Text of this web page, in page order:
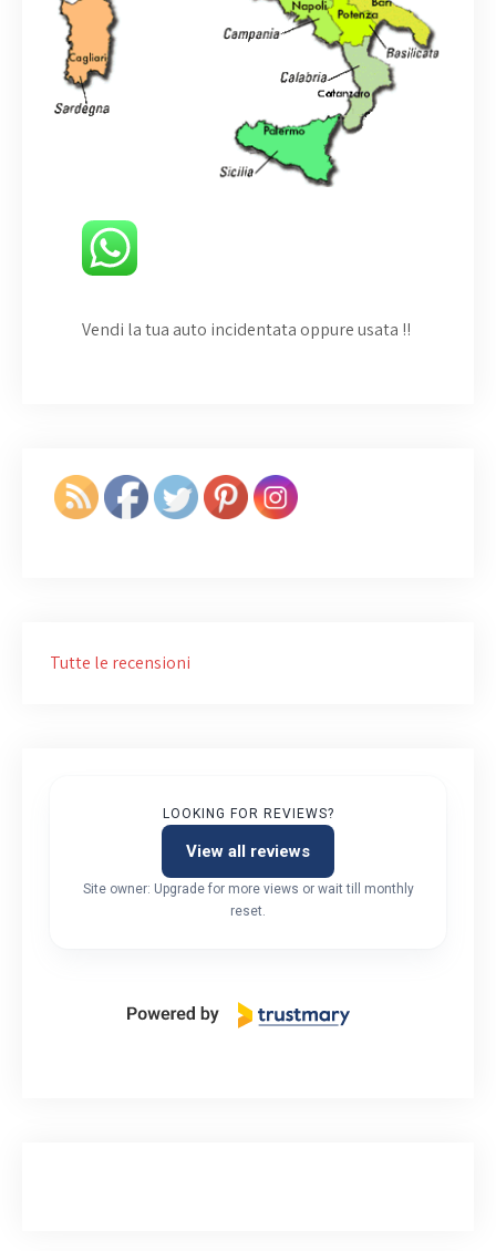
Vendi la tua auto incidentata oppure usata !!
Tutte le recensioni
LOOKING FOR REVIEWS?
View all reviews
Site owner: Upgrade for more views or wait till monthly
reset.